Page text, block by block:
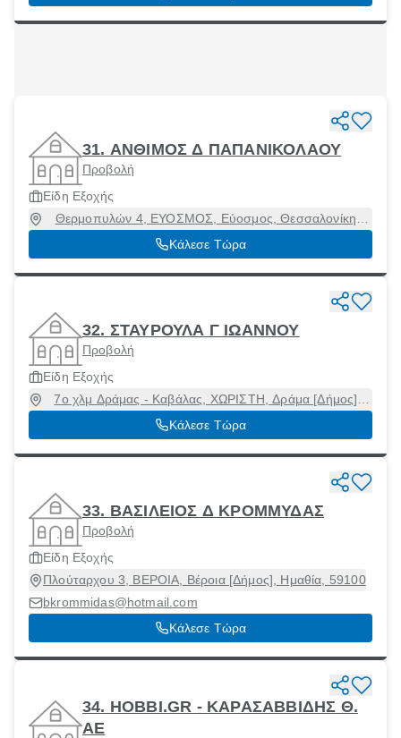
31. ΑΝΘΙΜΟΣ Δ ΠΑΠΑΝΙΚΟΛΑΟΥ
Προβολή
Είδη Εξοχής
Θερμοπυλών 4, ΕΥΟΣΜΟΣ, Εύοσμος, Θεσσαλονίκη,
56224
Κάλεσε Τώρα
32. ΣΤΑΥΡΟΥΛΑ Γ ΙΩΑΝΝΟΥ
Προβολή
Είδη Εξοχής
7ο χλμ Δράμας - Καβάλας, ΧΩΡΙΣΤΗ, Δράμα [Δήμος],
Δράμα, 66100
Κάλεσε Τώρα
33. ΒΑΣΙΛΕΙΟΣ Δ ΚΡΟΜΜΥΔΑΣ
Προβολή
Είδη Εξοχής
Πλούταρχου 3, ΒΕΡΟΙΑ, Βέροια [Δήμος], Ημαθία, 59100
bkrommidas@hotmail.com
Κάλεσε Τώρα
34. HOBBI.GR - ΚΑΡΑΣΑΒΒΙΔΗΣ Θ.
ΑΕ